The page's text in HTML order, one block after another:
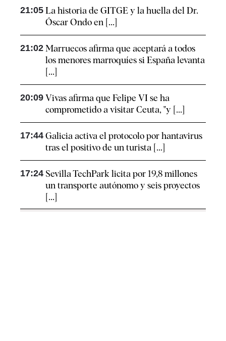
21:05 La historia de GITGE y la huella del Dr.
Óscar Ondo en [...]
21:02 Marruecos afirma que aceptará a todos
los menores marroquíes si España levanta
[...]
20:09 Vivas afirma que Felipe VI se ha
comprometido a visitar Ceuta, "y [...]
17:44 Galicia activa el protocolo por hantavirus
tras el positivo de un turista [...]
17:24 Sevilla TechPark licita por 19,8 millones
un transporte autónomo y seis proyectos
[...]